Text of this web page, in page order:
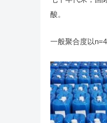
酸。
一般聚合度以